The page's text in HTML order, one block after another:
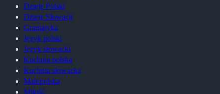
Dzieje Polski
Dzieje Słowacji
Gramatyka
Język polski
Język słowacki
Kuchnia polska
Kuchnia słowacka
Małopolska
Miłość